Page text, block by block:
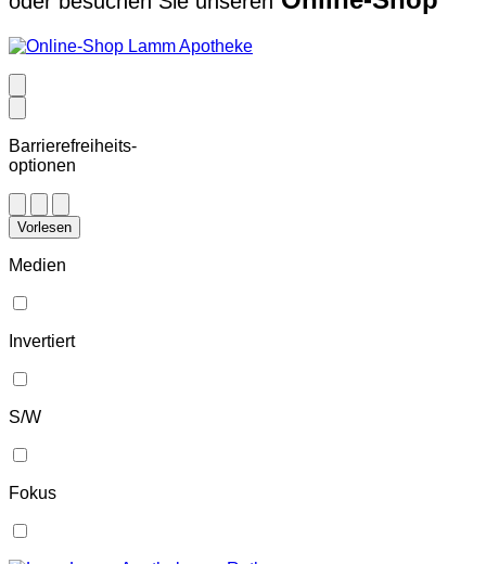
Barrierefreiheits-
optionen
Vorlesen
Medien
Invertiert
S/W
Fokus